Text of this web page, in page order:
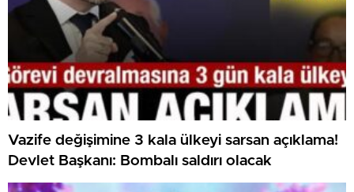
Vazife değişimine 3 kala ülkeyi sarsan açıklama!
Devlet Başkanı: Bombalı saldırı olacak